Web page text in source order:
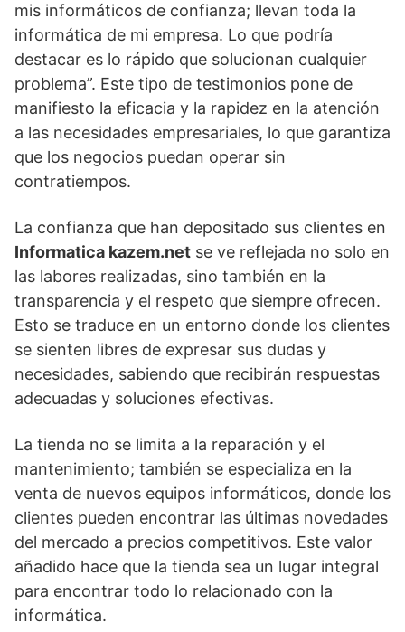
mis informáticos de confianza; llevan toda la
informática de mi empresa. Lo que podría
destacar es lo rápido que solucionan cualquier
problema”. Este tipo de testimonios pone de
manifiesto la eficacia y la rapidez en la atención
a las necesidades empresariales, lo que garantiza
que los negocios puedan operar sin
contratiempos.
La confianza que han depositado sus clientes en
Informatica kazem.net se ve reflejada no solo en
las labores realizadas, sino también en la
transparencia y el respeto que siempre ofrecen.
Esto se traduce en un entorno donde los clientes
se sienten libres de expresar sus dudas y
necesidades, sabiendo que recibirán respuestas
adecuadas y soluciones efectivas.
La tienda no se limita a la reparación y el
mantenimiento; también se especializa en la
venta de nuevos equipos informáticos, donde los
clientes pueden encontrar las últimas novedades
del mercado a precios competitivos. Este valor
añadido hace que la tienda sea un lugar integral
para encontrar todo lo relacionado con la
informática.